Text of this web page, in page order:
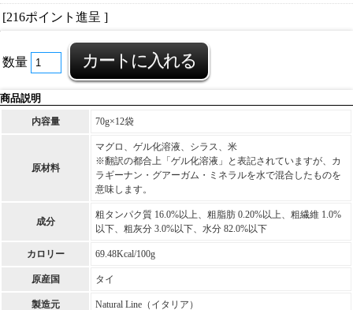
[216ポイント進呈 ]
数量
商品説明
内容量 70g×12袋
原材料
マグロ、ゲル化溶液、シラス、米
※翻訳の都合上「ゲル化溶液」と表記されていますが、カ
ラギーナン・グアーガム・ミネラルを水で混合したものを
意味します。
成分
粗タンパク質 16.0%以上、粗脂肪 0.20%以上、粗繊維 1.0%
以下、粗灰分 3.0%以下、水分 82.0%以下
カロリー 69.48Kcal/100g
原産国 タイ
製造元 Natural Line（イタリア）